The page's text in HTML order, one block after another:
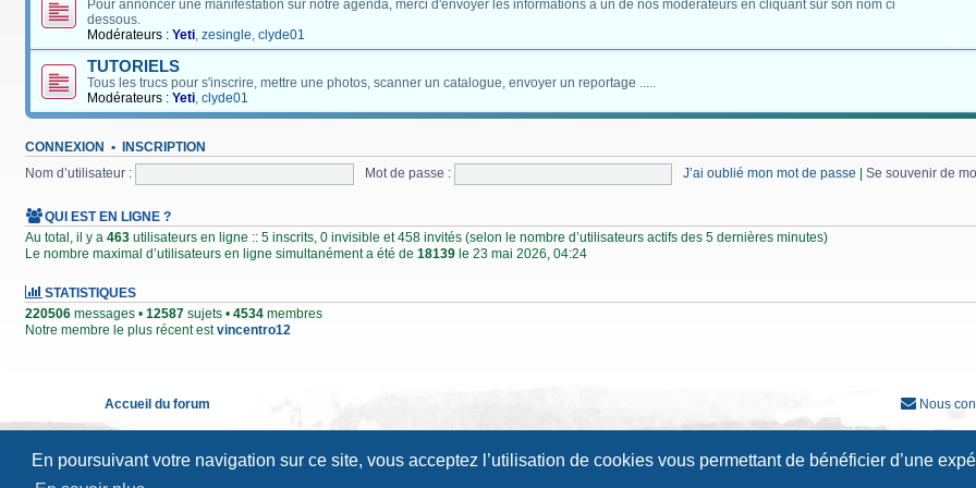
En poursuivant votre navigation sur ce site, vous acceptez l’utilisation de cookies vous permettant de bénéficier d’une
Pour annoncer une manifestation sur notre agenda, merci d'envoyer les informations à un de nos modérateurs en cliquant sur son nom ci
dessous.
Modérateurs : Yeti, zesingle, clyde01
TUTORIELS
Tous les trucs pour s'inscrire, mettre une photos, scanner un catalogue, envoyer un reportage .....
Modérateurs : Yeti, clyde01
CONNEXION • INSCRIPTION
Nom d’utilisateur : Mot de passe : J’ai oublié mon mot de passe Se souvenir de
QUI EST EN LIGNE ?
Au total, il y a 463 utilisateurs en ligne :: 5 inscrits, 0 invisible et 458 invités (selon le nombre d’utilisateurs actifs des 5 dernières minutes)
Le nombre maximal d’utilisateurs en ligne simultanément a été de 18139 le 23 mai 2026, 04:24
STATISTIQUES
220506 messages • 12587 sujets • 4534 membres
Notre membre le plus récent estvincentro12
Accueil du forum Nous
Traduction française officielle©Qiaeru